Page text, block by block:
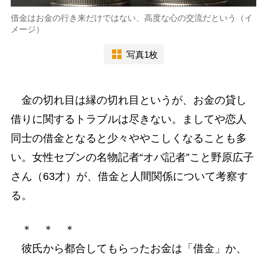
借金はお金の行き来だけではない、高度な心の交流だという（イ
メージ）
写真1枚
金の切れ目は縁の切れ目というが、お金の貸し
借りに関するトラブルは尽きない。ましてや恋人
同士の借金となると少々ややこしくなることも多
い。女性セブンの名物記者“オバ記者”こと野原広子
さん（63才）が、借金と人間関係について考察す
る。
＊ ＊ ＊
彼氏から都合してもらったお金は「借金」か、